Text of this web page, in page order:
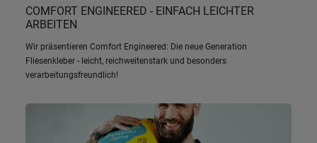
COMFORT ENGINEERED - EINFACH LEICHTER
ARBEITEN
Wir präsentieren Comfort Engineered: Die neue Generation
Fliesenkleber - leicht, reichweitenstark und besonders
verarbeitungsfreundlich!